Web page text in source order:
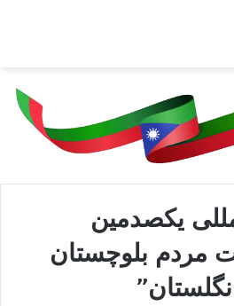
یکصدمین
مردم بلوچستان